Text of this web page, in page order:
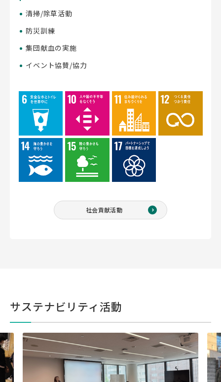
清掃/除草活動
防災訓練
集団献血の実施
イベント協賛/協力
社会貢献活動
サステナビリティ活動